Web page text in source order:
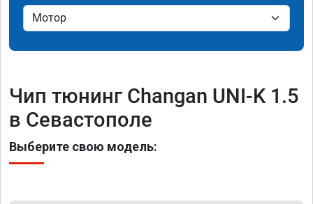
Чип тюнинг Changan UNI-K 1.5
в Севастополе
Выберите свою модель: